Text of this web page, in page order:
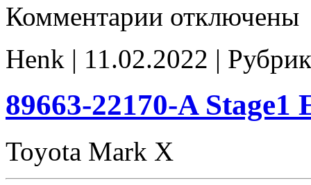
Комментарии записи
A
Stage1
noCHK
отключены
Henk | 11.02.2022 |
89663-22170-A
Toyota Mark X